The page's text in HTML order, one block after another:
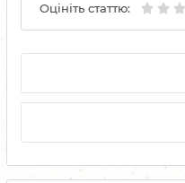
Оцініть статтю: